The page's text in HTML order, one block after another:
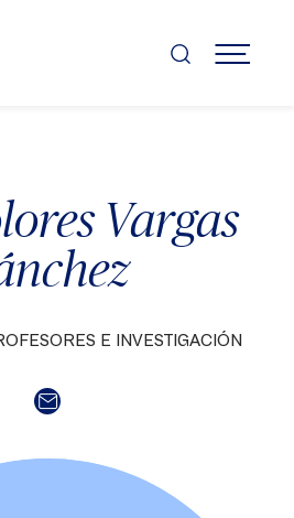
MENÚ
Vargas
E INVESTIGACIÓN